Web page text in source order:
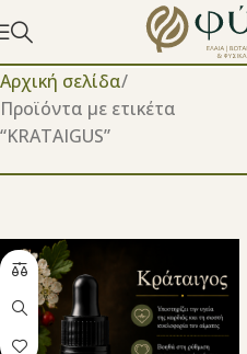
Αρχική σελίδα
Προϊόντα με ετικέτα
“KRATAIGUS”